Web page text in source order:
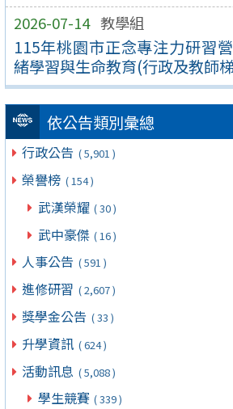
2026-07-14 教學組
115年桃園市正念專注力研習
緒學習與生命教育(行政及教師梯
依公告類別彙總
行政公告 ( 5,901 )
榮譽榜 ( 154 )
武漢榮耀 ( 30 )
武中豪傑 ( 16 )
人事公告 ( 591 )
進修研習 ( 2,607 )
獎學金公告 ( 33 )
升學資訊 ( 624 )
活動訊息 ( 5,088 )
學生競賽 ( 339 )